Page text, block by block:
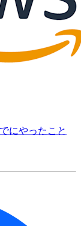
にやったこと